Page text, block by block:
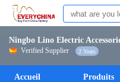
Ningbo Lino Electric
Verified Supplier 2 Years
Accueil Produits